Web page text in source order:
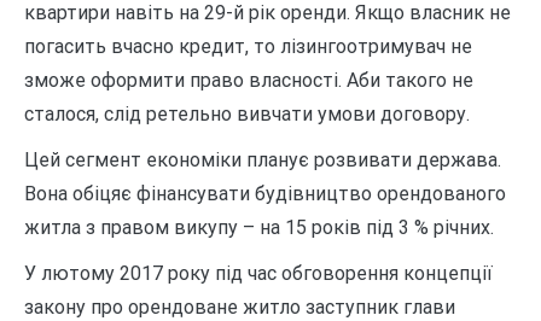
квартири навіть на 29-й рік оренди. Якщо власник не
погасить вчасно кредит, то лізингоотримувач не
зможе оформити право власності. Аби такого не
сталося, слід ретельно вивчати умови договору.
Цей сегмент економіки планує розвивати держава.
Вона обіцяє фінансувати будівництво орендованого
житла з правом викупу – на 15 років під 3 % річних.
У лютому 2017 року під час обговорення концепції
закону про орендоване житло заступник глави